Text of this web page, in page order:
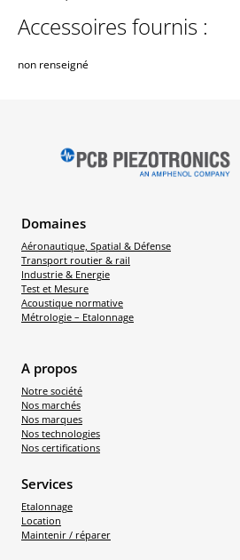
Accessoires fournis :
non renseigné
Domaines
Aéronautique, Spatial & Défense
Transport routier & rail
Industrie & Energie
Test et Mesure
Acoustique normative
Métrologie – Etalonnage
A propos
Notre société
Nos marchés
Nos marques
Nos technologies
Nos certifications
Services
Etalonnage
Location
Maintenir / réparer